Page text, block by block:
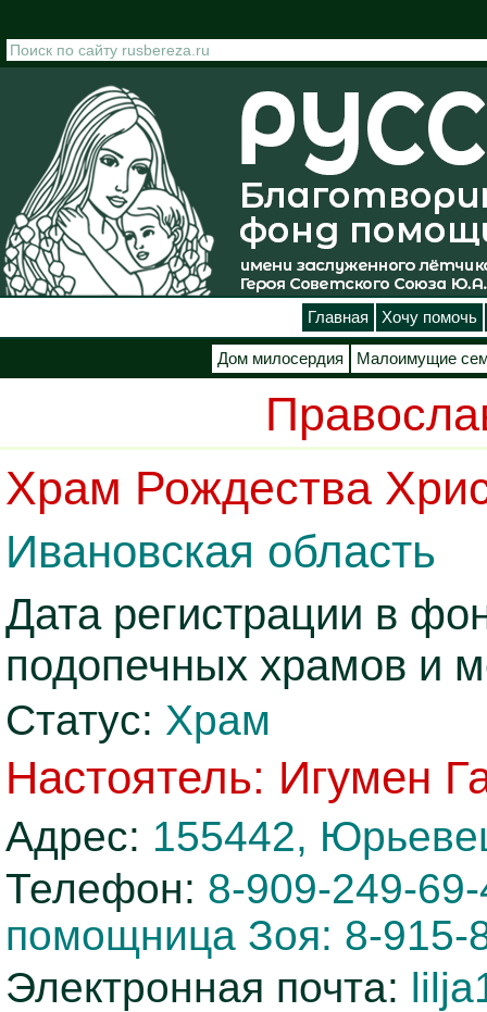
Главная Хочу помочь
Дом милосердия Малоимущие
Храм Рождества
Ивановская область
Дата регистрации в
подопечных храмов и
Статус: Храм
Настоятель: Игумен
Адрес: 155442,
Телефон: 8-909-249-
помощница Зоя: 8-915-
Электронная почта: